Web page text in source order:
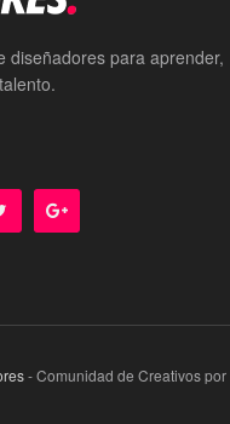
diseñadores para aprender,
- Comunidad de Creativos por